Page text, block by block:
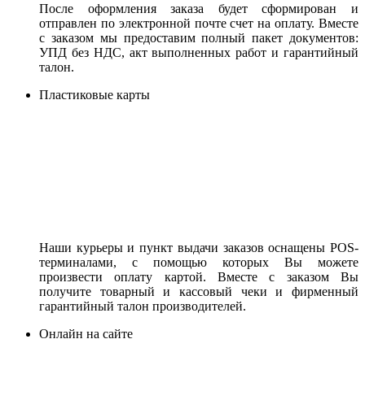
После оформления заказа будет сформирован и
отправлен по электронной почте счет на оплату. Вместе
с заказом мы предоставим полный пакет документов:
УПД без НДС, акт выполненных работ и гарантийный
талон.
Пластиковые карты
Наши курьеры и пункт выдачи заказов оснащены POS-
терминалами, с помощью которых Вы можете
произвести оплату картой. Вместе с заказом Вы
получите товарный и кассовый чеки и фирменный
гарантийный талон производителей.
Онлайн на сайте